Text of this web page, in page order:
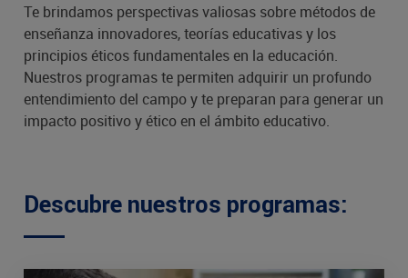
Te brindamos perspectivas valiosas sobre métodos de
enseñanza innovadores, teorías educativas y los
principios éticos fundamentales en la educación.
Nuestros programas te permiten adquirir un profundo
entendimiento del campo y te preparan para generar un
impacto positivo y ético en el ámbito educativo.
Descubre nuestros programas: